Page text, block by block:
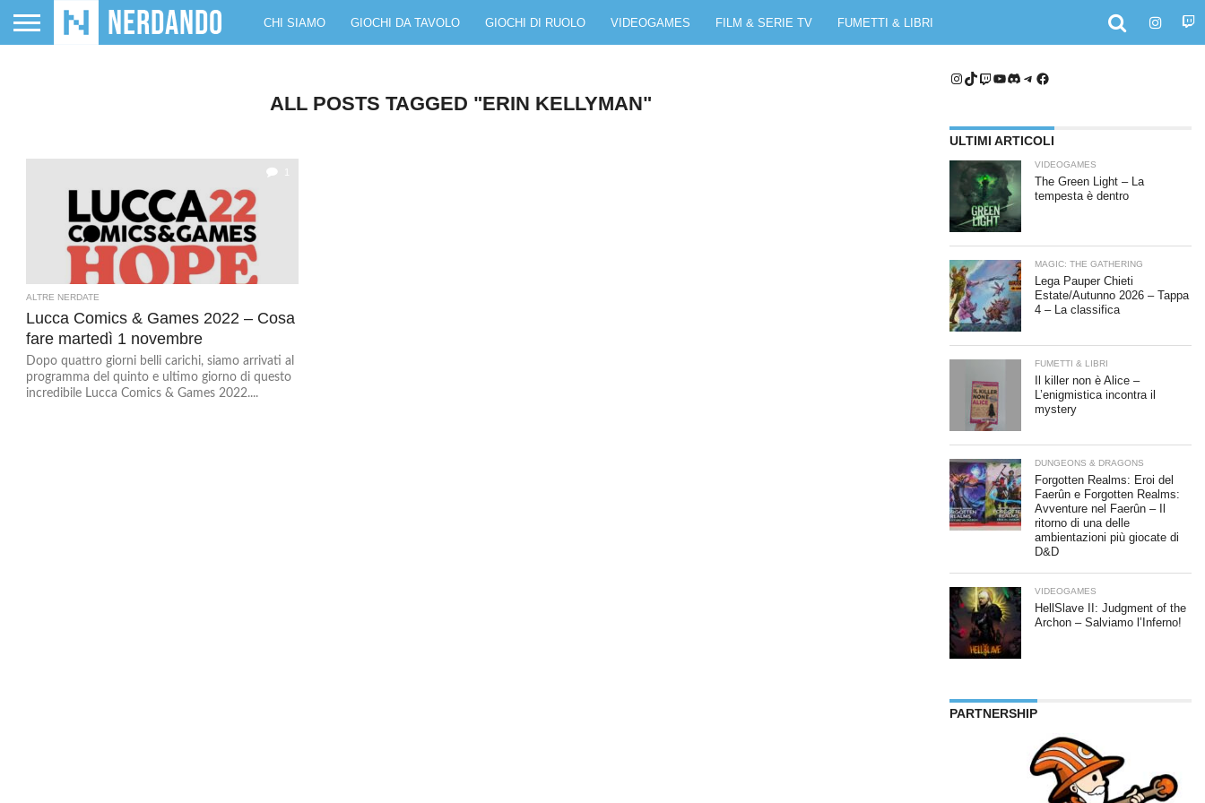
CHI SIAMO GIOCHI DA TAVOLO GIOCHI DI RUOLO VIDEOGAMES FILM & SERIE TV FUMETTI & LIBRI
ALL POSTS TAGGED "ERIN KELLYMAN"
ALTRE NERDATE
Lucca Comics & Games 2022 – Cosa
fare martedì 1 novembre
Dopo quattro giorni belli carichi, siamo arrivati al
programma del quinto e ultimo giorno di questo
incredibile Lucca Comics & Games 2022....
Instagram
TikTok
Twitch
YouTube
Discord
Telegram
Facebook
ULTIMI ARTICOLI
VIDEOGAMES
The Green Light – La
tempesta è dentro
MAGIC: THE GATHERING
Lega Pauper Chieti
Estate/Autunno 2026 – Tappa
4 – La classifica
FUMETTI & LIBRI
Il killer non è Alice –
L’enigmistica incontra il
mystery
DUNGEONS & DRAGONS
Forgotten Realms: Eroi del
Faerûn e Forgotten Realms:
Avventure nel Faerûn – Il
ritorno di una delle
ambientazioni più giocate di
D&D
VIDEOGAMES
HellSlave II: Judgment of the
Archon – Salviamo l’Inferno!
PARTNERSHIP